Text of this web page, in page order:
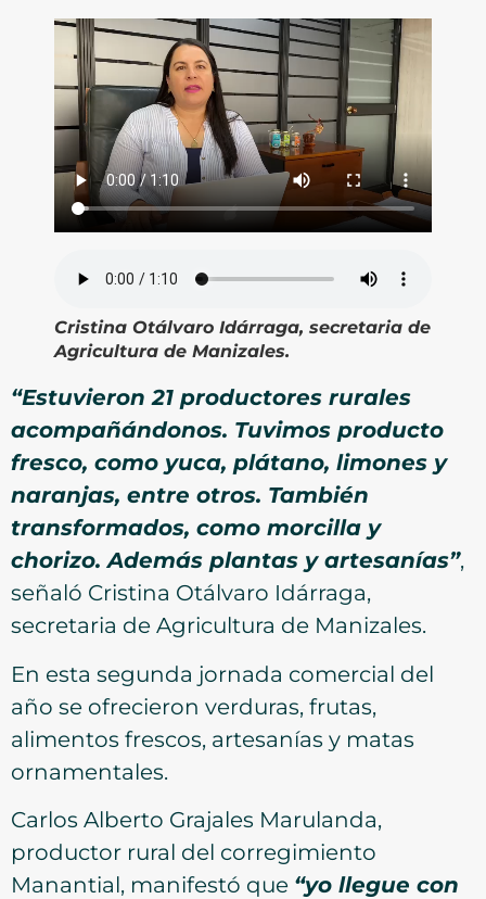
Cristina Otálvaro Idárraga, secretaria de
Agricultura de Manizales.
“Estuvieron 21 productores rurales
acompañándonos. Tuvimos producto
fresco, como yuca, plátano, limones y
naranjas, entre otros. También
transformados, como morcilla y
chorizo. Además plantas y artesanías”,
señaló Cristina Otálvaro Idárraga,
secretaria de Agricultura de Manizales.
En esta segunda jornada comercial del
año se ofrecieron verduras, frutas,
alimentos frescos, artesanías y matas
ornamentales.
Carlos Alberto Grajales Marulanda,
productor rural del corregimiento
Manantial, manifestó que “yo llegue con